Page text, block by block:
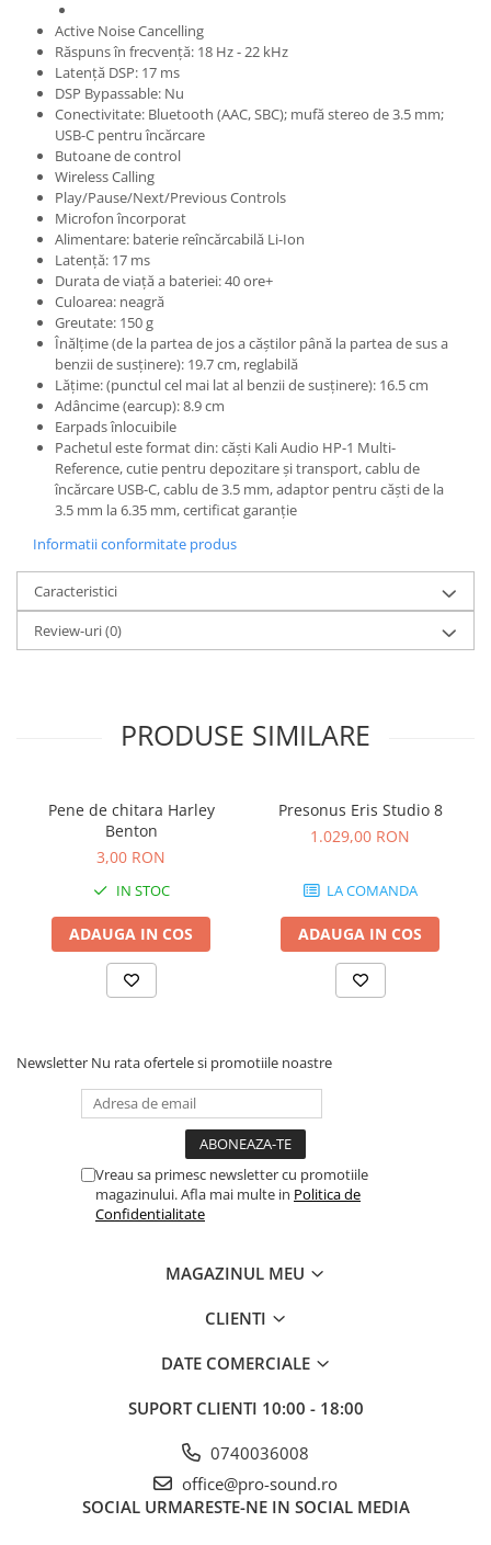
Instrumente de percutie
Instrumente de suflat
Instrumente si jucarii pentru copii
Instrumente traditionale
Accesorii DJ
Accesorii Pick-up si Vinyl
Case-uri DJ
CD Playere DJ
Console DJ
Controllere MIDI - USB DAW
Genti pentru DJ
Mixere DJ
Platane DJ
Samplere si controllere
Stative si pupitre DJ
Cabluri si conectori
Cabluri adaptoare, cabluri Y
Cabluri audio
Cabluri de boxe
Cabluri de instrumente
Cabluri de microfon
Cabluri MIDI si audio digitale
Standuri stative si pupitre
Accesorii stative
Stative de mixer
Stative de partituri
Case-uri, rack, huse si genti
Case-uri universale
Amplificatoare de casti
Cabluri Earpad si accesorii de casti
Casti broadcast si Casti cu Microfon
Casti Hi-fi
Casti In ear pentru monitorizare
Active Noise Cancelling
Răspuns în frecvență: 18 Hz - 22 kHz
Latență DSP: 17 ms
DSP Bypassable: Nu
Conectivitate: Bluetooth (AAC, SBC); mufă stereo de 3.5 mm;
USB-C pentru încărcare
Butoane de control
Wireless Calling
Play/Pause/Next/Previous Controls
Microfon încorporat
Alimentare: baterie reîncărcabilă Li-Ion
Latență: 17 ms
Durata de viață a bateriei: 40 ore+
Culoarea: neagră
Greutate: 150 g
Înălțime (de la partea de jos a căștilor până la partea de sus a
benzii de susținere): 19.7 cm, reglabilă
Lățime: (punctul cel mai lat al benzii de susținere): 16.5 cm
Adâncime (earcup): 8.9 cm
Earpads înlocuibile
Pachetul este format din: căști Kali Audio HP-1 Multi-
Reference, cutie pentru depozitare și transport, cablu de
încărcare USB-C, cablu de 3.5 mm, adaptor pentru căști de la
3.5 mm la 6.35 mm, certificat garanție
Informatii conformitate produs
Caracteristici
Review-uri(0)
PRODUSE SIMILARE
Pene de chitara Harley
Benton
3,00 RON
IN STOC
ADAUGA IN COS
Presonus Eris Studio 8
1.029,00 RON
LA COMANDA
ADAUGA IN COS
Newsletter Nu rata ofertele si promotiile noastre
Vreau sa primesc newsletter cu promotiile
magazinului. Afla mai multe in Politica de
Confidentialitate
MAGAZINUL MEU
CLIENTI
DATE COMERCIALE
SUPORT CLIENTI 10:00 - 18:00
0740036008
office@pro-sound.ro
SOCIAL URMARESTE-NE IN SOCIAL MEDIA